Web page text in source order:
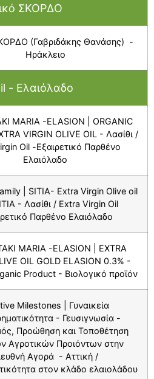
ΣΚΟΡΔΟ
(Γαβριδάκης Θανάσης) -
Ηράκλειο
- Ελαιόλαδο
MARIA -ELASION | ORGANIC
VIRGIN OLIVE OIL - Λασίθι /
Oil -Εξαιρετικό Παρθένο
Ελαιόλαδο
| SITIA- Extra Virgin Olive oil
- Λασίθι / Extra Virgin Oil
Παρθένο Ελαιόλαδο
MARIA -ELASION | EXTRA
OIL GOLD ELASION 0.3% -
Product - Bιολογικό προϊόν
Milestones | Γυναικεία
- Γευσιγνωσία -
Προώθηση και Τοποθέτηση
Αγροτικών Προιόντων στην
Αγορά - Αττική /
στον κλάδο ελαιολάδου